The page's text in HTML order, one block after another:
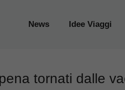
News Idee Viaggi
tornati dalle